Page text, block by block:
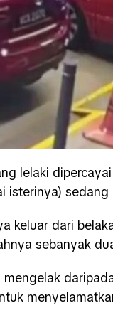
lelaki
isterinya) sedang
keluar dari
sebanyak
mengelak